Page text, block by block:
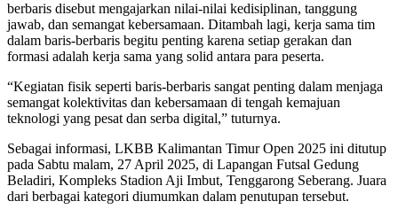
berbaris disebut mengajarkan nilai-nilai kedisiplinan, tanggung
jawab, dan semangat kebersamaan. Ditambah lagi, kerja sama tim
dalam baris-berbaris begitu penting karena setiap gerakan dan
formasi adalah kerja sama yang solid antara para peserta.
“Kegiatan fisik seperti baris-berbaris sangat penting dalam menjaga
semangat kolektivitas dan kebersamaan di tengah kemajuan
teknologi yang pesat dan serba digital,” tuturnya.
Sebagai informasi, LKBB Kalimantan Timur Open 2025 ini ditutup
pada Sabtu malam, 27 April 2025, di Lapangan Futsal Gedung
Beladiri, Kompleks Stadion Aji Imbut, Tenggarong Seberang. Juara
dari berbagai kategori diumumkan dalam penutupan tersebut.